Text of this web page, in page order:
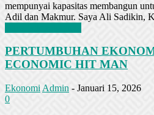
mempunyai kapasitas membangun
Adil dan Makmur. Saya Ali Sadikin,
PERTUMBUHAN
ECONOMIC HIT MAN
Ekonomi Admin - Januari 15, 2026
0